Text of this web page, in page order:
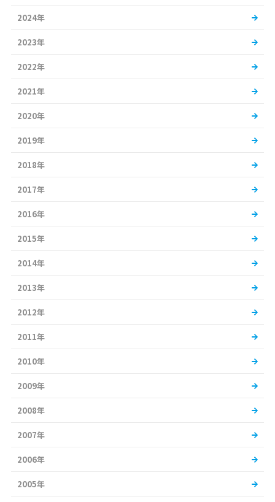
2024年
2023年
2022年
2021年
2020年
2019年
2018年
2017年
2016年
2015年
2014年
2013年
2012年
2011年
2010年
2009年
2008年
2007年
2006年
2005年